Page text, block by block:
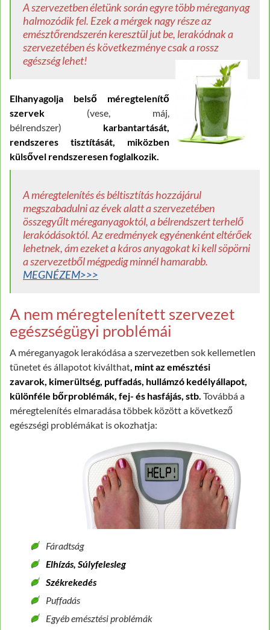
A szervezetben életünk során egyre több méreganyag
halmozódik fel. Ezek a mérgek nagy része az
emésztőrendszerén keresztül jut be, lerakódnak a
szervezetében és következménye csak a rossz
egészség lehet!
Elhanyagolja belső méregtelenítő
szervek (vese, máj,
bélrendszer) karbantartását,
rendszeres tisztítását, miközben
külsővel rendszeresen foglalkozik.
A méregtelenítés és béltisztítás hozzájárul
megszabadulni az évek alatt a szervezetében
összegyűlt méreganyagoktól, a bélrendszert terhelő
lerakódásoktól. Az eredmények egyénenként eltérőek
lehetnek, ám ezeket a káros anyagokat ki kell söpörni
a szervezetből mégpedig minnél hamarabb.
MEGNÉZEM>>>
A nem méregtelenített szervezet
egészségügyi problémái
A méreganyagok lerakódása a szervezetben sok kellemetlen
tünetet és állapotot kiválthat, mint az emésztési
zavarok, kimerültség, puffadás, hullámzó kedélyállapot,
különféle bőrproblémák, fej- és hasfájás, stb. Továbbá a
méregtelenítés elmaradása többek között a következő
egészségi problémákat is okozhatja:
Fáradtság
Elhízás, Súlyfelesleg
Székrekedés
Puffadás
Egyéb emésztési problémák